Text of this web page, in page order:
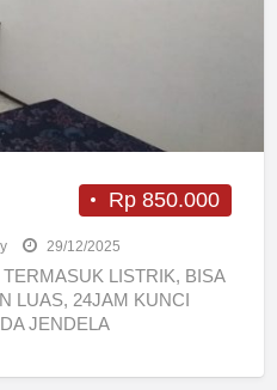
Rp 850.000
29/12/2025
LISTRIK, BISA
LUAS, 24JAM KUNCI
JENDELA